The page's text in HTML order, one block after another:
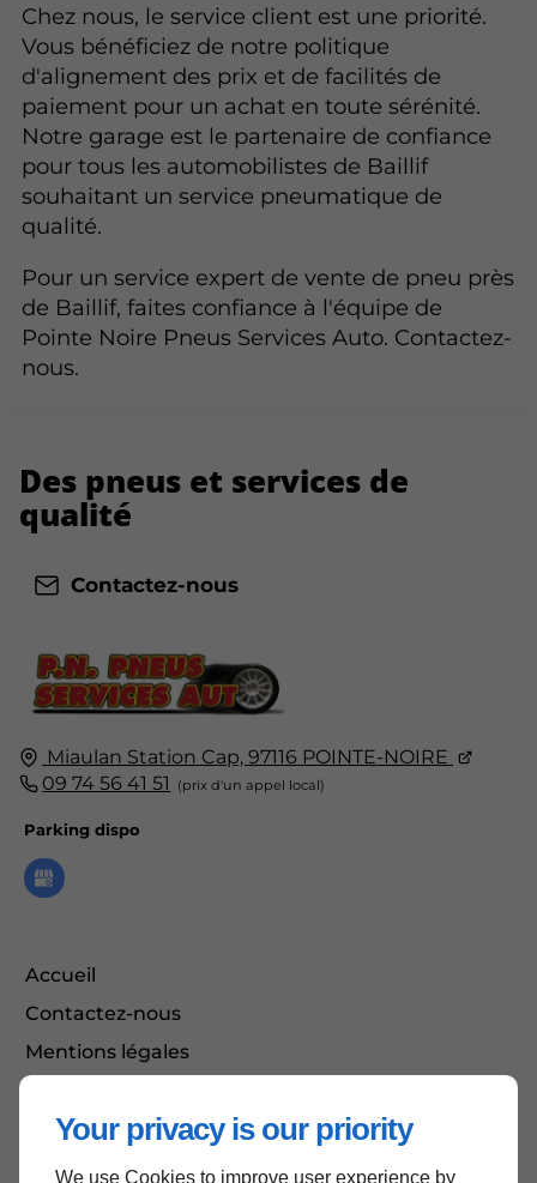
Your privacy is our priority
We use Cookies to improve user experience by
Chez nous, le service client est une priorité.
Vous bénéficiez de notre politique
d'alignement des prix et de facilités de
paiement pour un achat en toute sérénité.
Notre garage est le partenaire de confiance
pour tous les automobilistes de Baillif
souhaitant un service pneumatique de
qualité.
Pour un service expert de vente de pneu près
de Baillif, faites confiance à l'équipe de
Pointe Noire Pneus Services Auto. Contactez-
nous.
Miaulan Station Cap,97116 POINTE-NOIRE
09 74 56 41 51
Parking dispo
Accueil
Contactez-nous
Mentions légales
Des pneus et services de
qualité
Contactez-nous